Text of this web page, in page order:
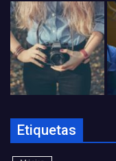
Etiquetas